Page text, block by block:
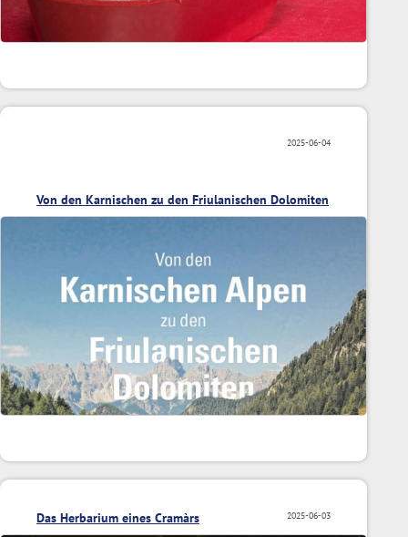
2025-06-04
Von den Karnischen zu den Friulanischen Dolomiten
2025-06-03
Das Herbarium eines Cramàrs